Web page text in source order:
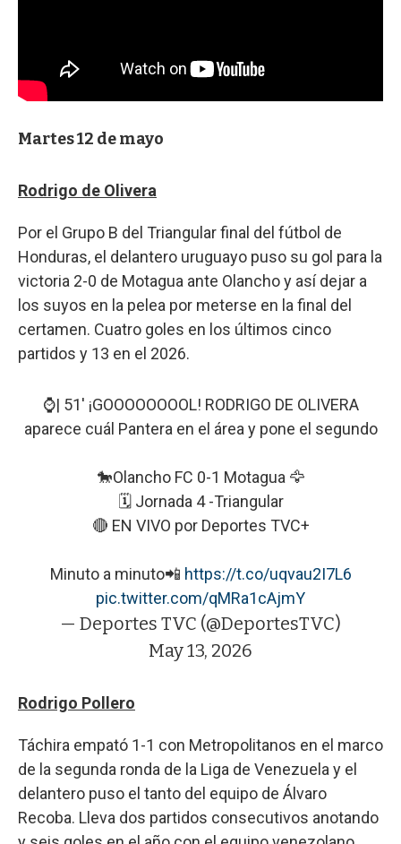
Martes 12 de mayo
Rodrigo de Olivera
Por el Grupo B del Triangular final del fútbol de
Honduras, el delantero uruguayo puso su gol para la
victoria 2-0 de Motagua ante Olancho y así dejar a
los suyos en la pelea por meterse en la final del
certamen. Cuatro goles en los últimos cinco
partidos y 13 en el 2026.
⌚| 51' ¡GOOOOOOOOL! RODRIGO DE OLIVERA
aparece cuál Pantera en el área y pone el segundo
🐎Olancho FC 0-1 Motagua 🦅
🗓️ Jornada 4 -Triangular
🔴 EN VIVO por Deportes TVC+
Minuto a minuto📲 https://t.co/uqvau2I7L6
pic.twitter.com/qMRa1cAjmY
— Deportes TVC (@DeportesTVC)
May 13, 2026
Rodrigo Pollero
Táchira empató 1-1 con Metropolitanos en el marco
de la segunda ronda de la Liga de Venezuela y el
delantero puso el tanto del equipo de Álvaro
Recoba. Lleva dos partidos consecutivos anotando